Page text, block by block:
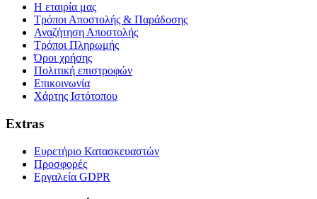
Η εταιρία μας
Τρόποι Αποστολής & Παράδοσης
Αναζήτηση Αποστολής
Τρόποι Πληρωμής
Όροι χρήσης
Πολιτική επιστροφών
Επικοινωνία
Χάρτης Ιστότοπου
Extras
Ευρετήριο Κατασκευαστών
Προσφορές
Εργαλεία GDPR